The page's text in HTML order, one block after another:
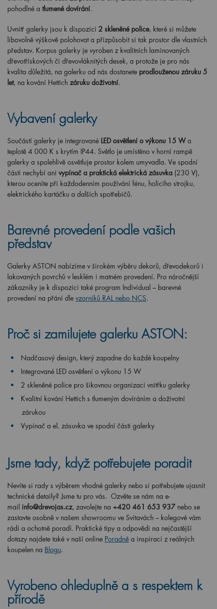
pohodlné a tlumené dovírání.
Uvnitř galerky jsou k dispozici 2 skleněné police, které si můžete
libovolně výškově polohovat a přizpůsobit si tak prostor dle vlastních
představ. Korpus galerky je vyroben z kvalitních laminovaných
dřevotřískových či dřevovláknitých desek, a protože je pro nás
kvalita důležitá, na galerku od nás dostanete prodlouženou záruku 5
let, na kování Hettich záruku doživotní.
Vybavení galerky
Součástí galerky je integrované LED osvětlení o výkonu 15 W a
teplotě 4 000 K s krytím IP44. Světlo je umístěno v horní rampě
galerky a spolehlivě osvětluje prostor kolem umyvadla. Ve spodní
části nechybí ani vypínač a praktická elektrická zásuvka (230 V),
kterou oceníte při každodenním používání fénu, holicího strojku,
elektrického kartáčku a dalších spotřebičů.
Barevné provedení podle vašich
představ
Galerky ASTON nabízíme v širokém výběru dekorů, dřevodekorů i
lakovaných povrchů v lesklém i matném provedení. Pro náročnější
zákazníky je k dispozici také program Individual – barevné
provedení na přání dle vzorníků RAL nebo NCS.
Proč si zamilujete galerku ASTON:
Nadčasový design, který zapadne do každé koupelny
Integrované LED osvětlení o výkonu 15 W
2 skleněné police pro šikovnou organizaci vnitřku galerky
Kvalitní kování Hettich s tlumeným dovíráním a doživotní
zárukou
Vypínač a el. zásuvka ve spodní části galerky
Jsme tady, když potřebujete poradit
Nevíte si rady s výběrem vhodné galerky nebo si potřebujete ujasnit
technické detaily? Jsme tu pro vás. Ozvěte se nám na e-
mail info@drevojas.cz, zavolejte na +420 461 653 937 nebo se
zastavte osobně v našem showroomu ve Svitavách – kolegové vám
rádi a ochotně poradí. Praktické tipy a odpovědi na nejčastější
dotazy najdete také v naší online Poradně a inspiraci z reálných
koupelen na Blogu.
Vyrobeno ohleduplně a s respektem k
přírodě